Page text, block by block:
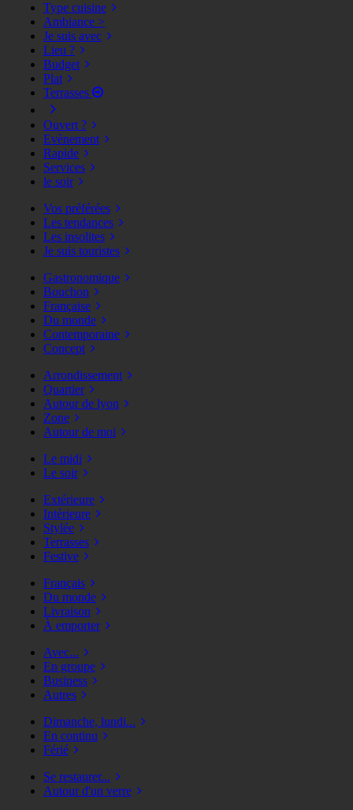
Type cuisine
Ambiance >
Je suis avec
Lieu ?
Budget
Plat
Terrasses
Ouvert ?
Evènement
Rapide
Services
le soir
Vos préférées
Les tendances
Les insolites
Je suis touristes
Gastronomique
Bouchon
Française
Du monde
Contemporaine
Concept
Arrondissement
Quartier
Autour de lyon
Zone
Autour de moi
Le midi
Le soir
Extérieure
Intérieure
Stylée
Terrasses
Festive
Français
Du monde
Livraison
À emporter
Avec...
En groupe
Business
Autres
Dimanche, lundi...
En continu
Férié
Se restaurer...
Autour d'un verre